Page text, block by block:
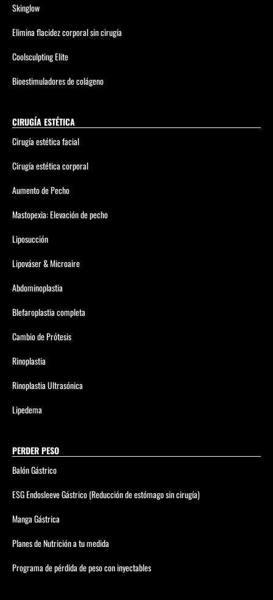
Skinglow
Elimina flacidez corporal sin cirugía
Coolsculpting Elite
Bioestimuladores de colágeno
CIRUGÍA ESTÉTICA
Cirugía estética facial
Cirugía estética corporal
Aumento de Pecho
Mastopexia: Elevación de pecho
Liposucción
Lipováser & Microaire
Abdominoplastia
Blefaroplastia completa
Cambio de Prótesis
Rinoplastia
Rinoplastia Ultrasónica
Lipedema
PERDER PESO
Balón Gástrico
ESG Endosleeve Gástrico (Reducción de estómago sin cirugía)
Manga Gástrica
Planes de Nutrición a tu medida
Programa de pérdida de peso con inyectables